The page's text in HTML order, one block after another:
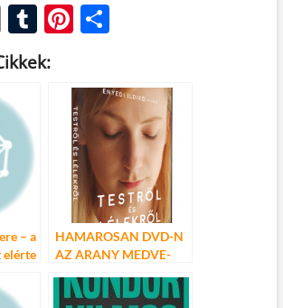
E
m
ail
T
u
m
Pi
es
t
O
m
e
g
– a
elérte
HAMAROSAN DVD-N
AZ ARANY MEDVE-
LÉLEKRŐL